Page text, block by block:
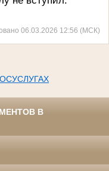
06.03.2026 12:56 (МСК)
В